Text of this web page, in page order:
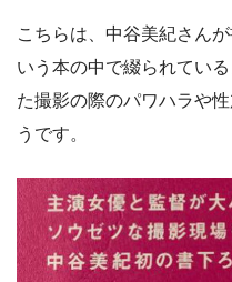
こちらは、中谷美紀さん
いう本の中で綴られてい
た撮影の際のパワハラや
うです。